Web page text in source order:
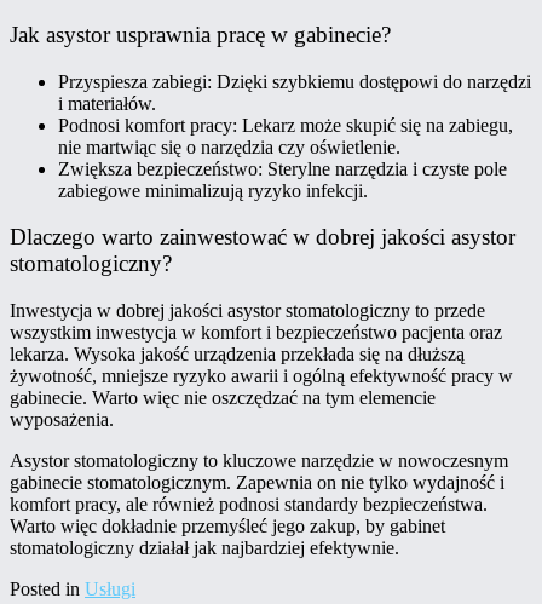
Jak asystor usprawnia pracę w gabinecie?
Przyspiesza zabiegi: Dzięki szybkiemu dostępowi do narzędzi
i materiałów.
Podnosi komfort pracy: Lekarz może skupić się na zabiegu,
nie martwiąc się o narzędzia czy oświetlenie.
Zwiększa bezpieczeństwo: Sterylne narzędzia i czyste pole
zabiegowe minimalizują ryzyko infekcji.
Dlaczego warto zainwestować w dobrej jakości asystor
stomatologiczny?
Inwestycja w dobrej jakości asystor stomatologiczny to przede
wszystkim inwestycja w komfort i bezpieczeństwo pacjenta oraz
lekarza. Wysoka jakość urządzenia przekłada się na dłuższą
żywotność, mniejsze ryzyko awarii i ogólną efektywność pracy w
gabinecie. Warto więc nie oszczędzać na tym elemencie
wyposażenia.
Asystor stomatologiczny to kluczowe narzędzie w nowoczesnym
gabinecie stomatologicznym. Zapewnia on nie tylko wydajność i
komfort pracy, ale również podnosi standardy bezpieczeństwa.
Warto więc dokładnie przemyśleć jego zakup, by gabinet
stomatologiczny działał jak najbardziej efektywnie.
Posted in Usługi